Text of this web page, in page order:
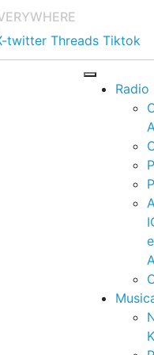
twitter Threads Tiktok
Radio
e